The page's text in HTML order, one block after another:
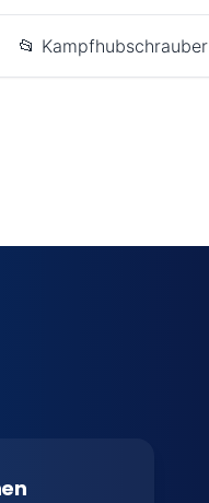
📂 Kampfhubschrauber